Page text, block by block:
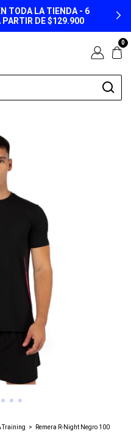
TODA LA TIENDA - 6
PARTIR DE $129.900
0
Training > Remera R-Night Negro 100